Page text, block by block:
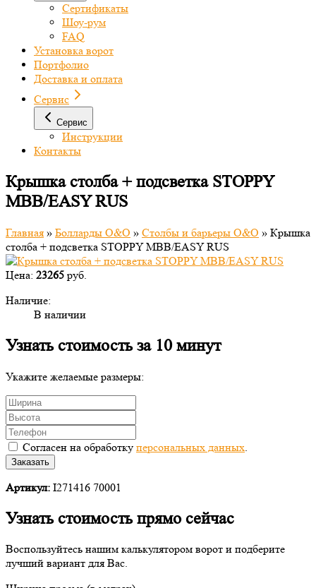
Сертификаты
Шоу-рум
FAQ
Установка ворот
Портфолио
Доставка и оплата
Сервис
Сервис
Инструкции
Контакты
Крышка столба + подсветка STOPPY
MBB/EASY RUS
Главная » Болларды O&O » Столбы и барьеры O&O » Крышка
столба + подсветка STOPPY MBB/EASY RUS
Цена: 23265 руб.
Наличие:
В наличии
Узнать стоимость за 10 минут
Укажите желаемые размеры:
Согласен на обработку персональных данных
Заказать
Артикул: I271416 70001
Узнать стоимость прямо сейчас
Воспользуйтесь нашим калькулятором ворот и подберите
лучший вариант для Вас.